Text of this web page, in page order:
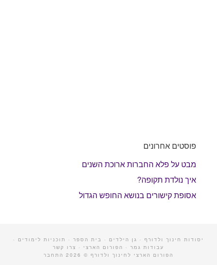
פוסטים אחרונים
מבט על פלא החברות ארוכת השנים
איך נולדת תקופה?
אסופת קישורים בנושא החופש הגדול
יסודות חינוך ולדורף · גן הילדים · בית הספר · תוכניות לימודים ·
עבודות גמר · הפורום הארצי · צרו קשר
הפורום הארצי לחינוך ולדורף © 2026
התחבר